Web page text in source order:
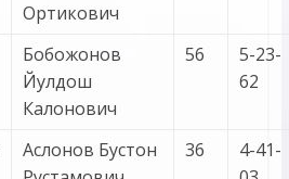
Ортикович
Бобожонов
Йулдош
Калонович
56
5-23-
62
Аслонов Бустон
36
4-41-